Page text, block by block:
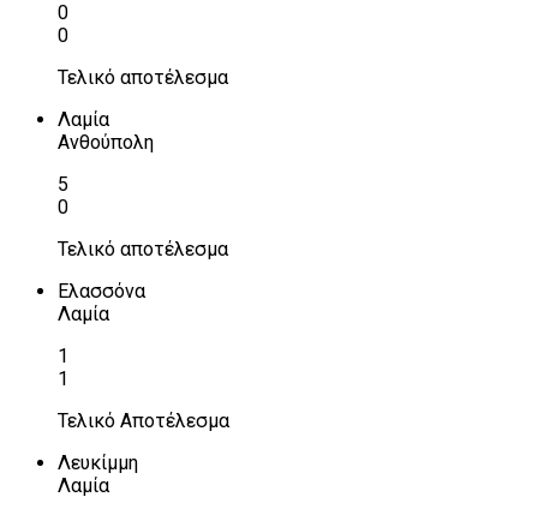
0
0
Τελικό αποτέλεσμα
Λαμία
Ανθούπολη
5
0
Τελικό αποτέλεσμα
Ελασσόνα
Λαμία
1
1
Τελικό Αποτέλεσμα
Λευκίμμη
Λαμία